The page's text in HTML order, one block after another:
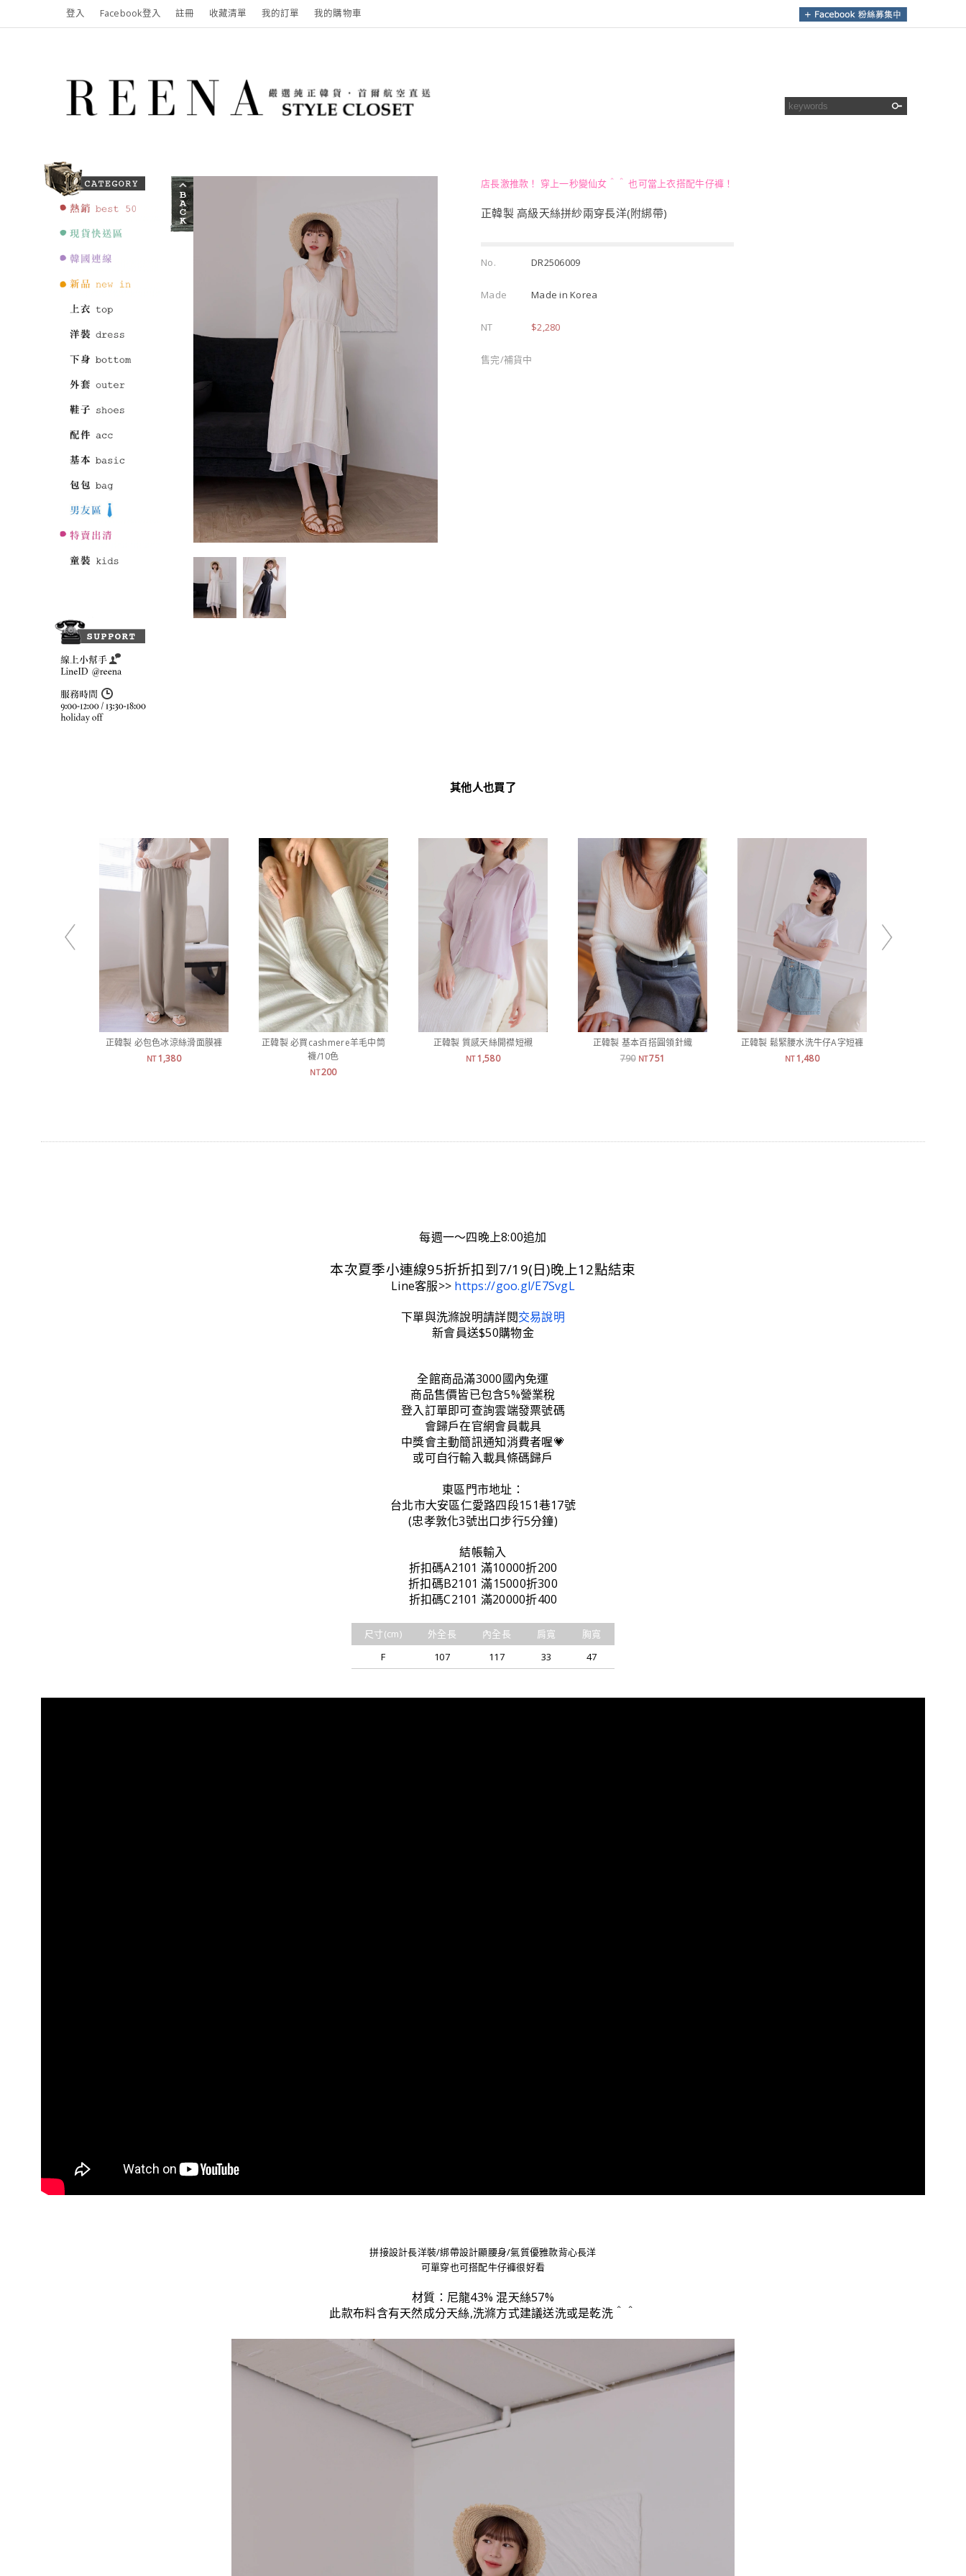
登入 Facebook登入 註冊 收藏清單 我的訂單 我的購物車
店長激推款！ 穿上一秒變仙女＾＾ 也可當上衣搭配牛仔褲！
正韓製 高級天絲拼紗兩穿長洋(附綁帶)
No. DR2506009
Made Made in Korea
NT $2,280
售完/補貨中
其他人也買了
正韓製 必包色冰涼絲滑面膜褲
NT1,380
正韓製 必買cashmere羊毛中筒
襪/10色
NT200
正韓製 質感天絲開襟短襯
NT1,580
正韓製 基本百搭圓領針織
790 NT751
正韓製 鬆緊腰水洗牛仔A字短褲
NT1,480
每週一～四晚上8:00追加
本次夏季小連線95折折扣到7/19(日)晚上12點結束
Line客服>> https://goo.gl/E7SvgL
下單與洗滌說明請詳閱交易說明
新會員送$50購物金
全館商品滿3000國內免運
商品售價皆已包含5%營業稅
登入訂單即可查詢雲端發票號碼
會歸戶在官網會員載具
中獎會主動簡訊通知消費者喔💗
或可自行輸入載具條碼歸戶
東區門市地址：
台北市大安區仁愛路四段151巷17號
(忠孝敦化3號出口步行5分鐘)
結帳輸入
折扣碼A2101 滿10000折200
折扣碼B2101 滿15000折300
折扣碼C2101 滿20000折400
尺寸(cm) 外全長 內全長 肩寬
胸寬
F
107 117 33 47
拼接設計長洋裝/綁帶設計顯腰身/氣質優雅款背心長洋
可單穿也可搭配牛仔褲很好看
材質：尼龍43% 混天絲57%
此款布料含有天然成分天絲,洗滌方式建議送洗或是乾洗＾＾